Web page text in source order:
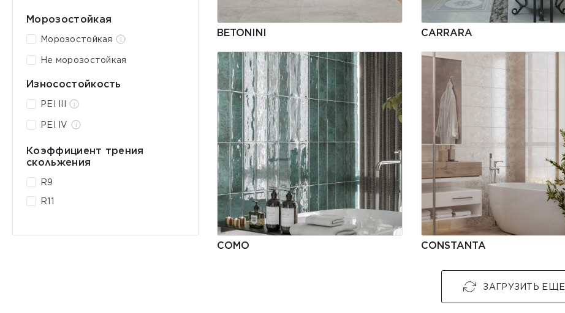
Морозостойкая
Морозостойкая
Не морозостойкая
Износостойкость
PEI III
PEI IV
Коэффициент трения
скольжения
R9
R11
BETONINI CARRARA
COMO CONSTANTA
ЗАГРУЗИТЬ ЕЩЕ